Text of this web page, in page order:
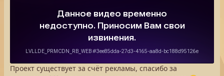
Проект существует за счёт рекламы, спасибо за